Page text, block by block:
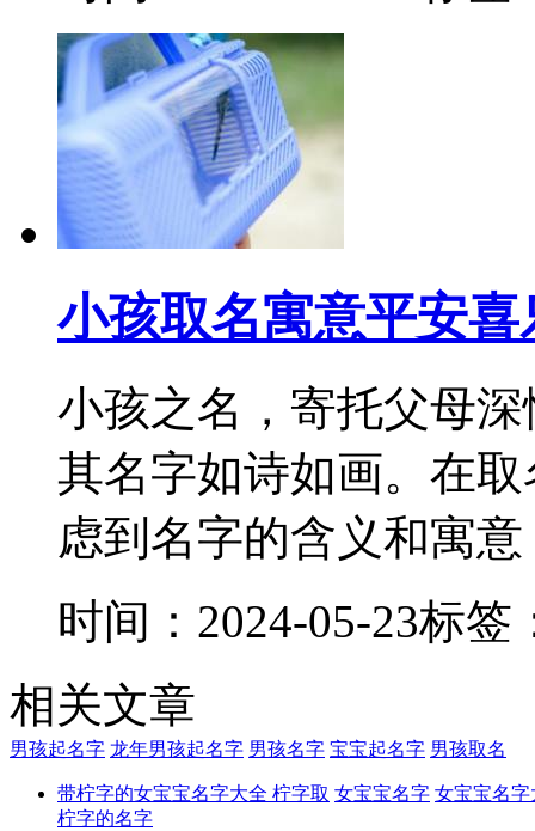
小孩取名寓意平安喜
小孩之名，寄托父母
其名字如诗如画。在
虑到名字的含义和寓
时间：2024-05-23标签
相关文章
男孩起名字 龙年男孩起名字 男孩名字 宝宝起名字 男孩取名
带柠字的女宝宝名字大全 柠字取 女宝宝名字 女宝宝名字
柠字的名字